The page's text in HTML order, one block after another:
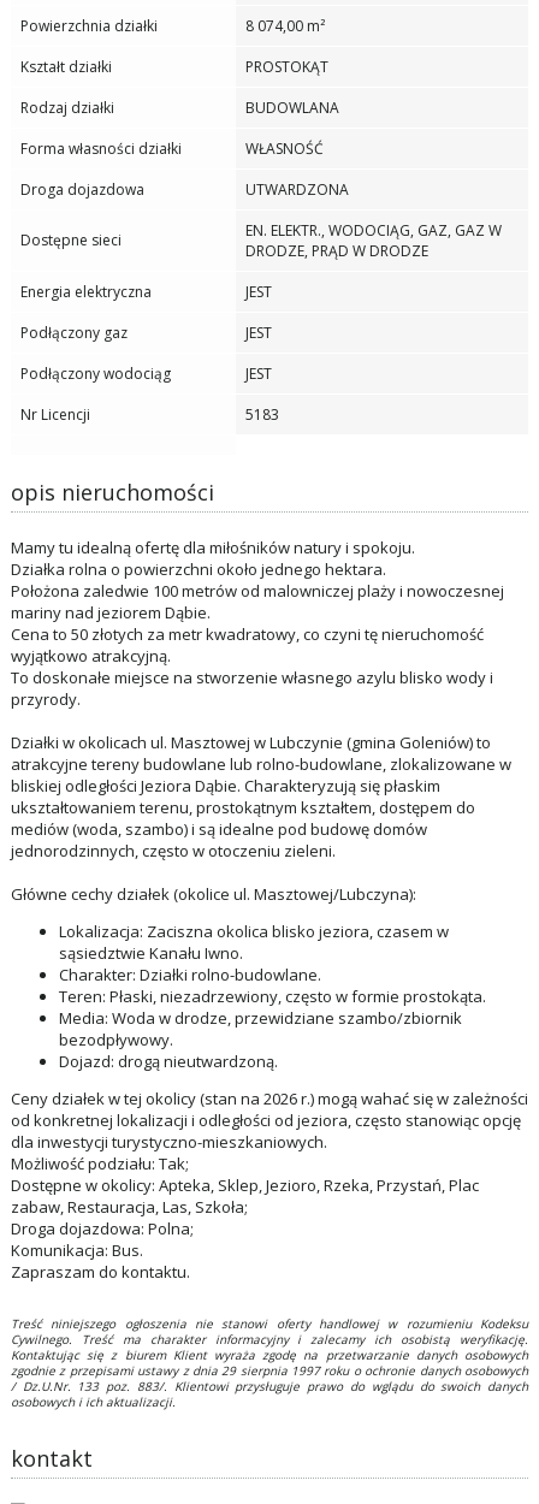
Powierzchnia działki
8 074,00 m²
Kształt działki
PROSTOKĄT
Rodzaj działki
BUDOWLANA
Forma własności działki
WŁASNOŚĆ
Droga dojazdowa
UTWARDZONA
Dostępne sieci
EN. ELEKTR., WODOCIĄG, GAZ, GAZ W
DRODZE, PRĄD W DRODZE
Energia elektryczna
JEST
Podłączony gaz
JEST
Podłączony wodociąg
JEST
Nr Licencji
5183
opis nieruchomości
Mamy tu idealną ofertę dla miłośników natury i spokoju.
Działka rolna o powierzchni około jednego hektara.
Położona zaledwie 100 metrów od malowniczej plaży i nowoczesnej
mariny nad jeziorem Dąbie.
Cena to 50 złotych za metr kwadratowy, co czyni tę nieruchomość
wyjątkowo atrakcyjną.
To doskonałe miejsce na stworzenie własnego azylu blisko wody i
przyrody.
Działki w okolicach ul. Masztowej w Lubczynie (gmina Goleniów) to
atrakcyjne tereny budowlane lub rolno-budowlane, zlokalizowane w
bliskiej odległości Jeziora Dąbie. Charakteryzują się płaskim
ukształtowaniem terenu, prostokątnym kształtem, dostępem do
mediów (woda, szambo) i są idealne pod budowę domów
jednorodzinnych, często w otoczeniu zieleni.
Główne cechy działek (okolice ul. Masztowej/Lubczyna):
Lokalizacja: Zaciszna okolica blisko jeziora, czasem w
sąsiedztwie Kanału Iwno.
Charakter: Działki rolno-budowlane.
Teren: Płaski, niezadrzewiony, często w formie prostokąta.
Media: Woda w drodze, przewidziane szambo/zbiornik
bezodpływowy.
Dojazd: drogą nieutwardzoną.
Ceny działek w tej okolicy (stan na 2026 r.) mogą wahać się w zależności
od konkretnej lokalizacji i odległości od jeziora, często stanowiąc opcję
dla inwestycji turystyczno-mieszkaniowych.
Możliwość podziału: Tak;
Dostępne w okolicy: Apteka, Sklep, Jezioro, Rzeka, Przystań, Plac
zabaw, Restauracja, Las, Szkoła;
Droga dojazdowa: Polna;
Komunikacja: Bus.
Zapraszam do kontaktu.
Treść niniejszego ogłoszenia nie stanowi oferty handlowej w rozumieniu Kodeksu
Cywilnego. Treść ma charakter informacyjny i zalecamy ich osobistą weryfikację.
Kontaktując się z biurem Klient wyraża zgodę na przetwarzanie danych osobowych
zgodnie z przepisami ustawy z dnia 29 sierpnia 1997 roku o ochronie danych osobowych
/ Dz.U.Nr. 133 poz. 883/. Klientowi przysługuje prawo do wglądu do swoich danych
osobowych i ich aktualizacji.
kontakt